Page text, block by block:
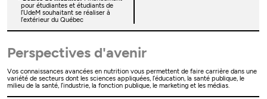
pour étudiantes et étudiants de
l’UdeM souhaitant se réaliser à
l’extérieur du Québec
Perspectives d'avenir
Vos connaissances avancées en nutrition vous permettent de faire carrière dans une
variété de secteurs dont les sciences appliquées, l’éducation, la santé publique, le
milieu de la santé, l’industrie, la fonction publique, le marketing et les médias.